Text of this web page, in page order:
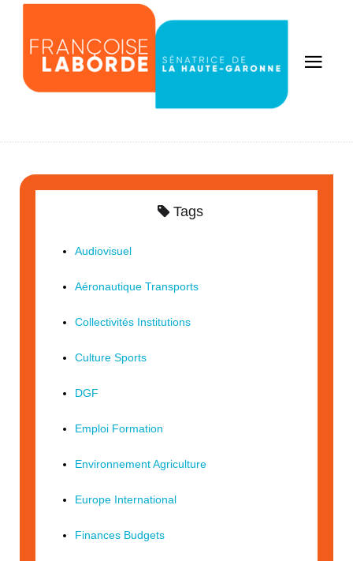
Tags
Audiovisuel
Aéronautique Transports
Collectivités Institutions
Culture Sports
DGF
Emploi Formation
Environnement Agriculture
Europe International
Finances Budgets